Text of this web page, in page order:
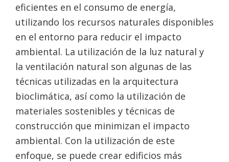
eficientes en el consumo de energía,
utilizando los recursos naturales disponibles
en el entorno para reducir el impacto
ambiental. La utilización de la luz natural y
la ventilación natural son algunas de las
técnicas utilizadas en la arquitectura
bioclimática, así como la utilización de
materiales sostenibles y técnicas de
construcción que minimizan el impacto
ambiental. Con la utilización de este
enfoque, se puede crear edificios más